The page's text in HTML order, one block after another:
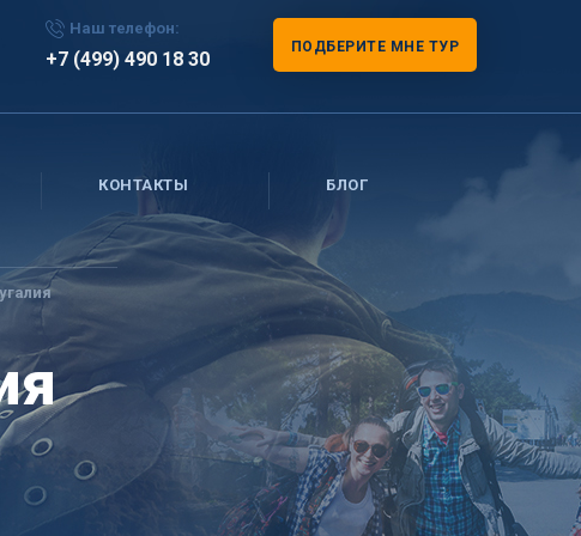
Наш телефон:
+7 (499) 490 18 30
ПОДБЕРИТЕ МНЕ ТУР
КОНТАКТЫ БЛОГ